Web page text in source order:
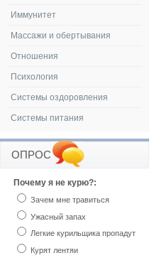
Иммунитет
Массажи и обертывания
Отношения
Психология
Системы оздоровления
Системы питания
ОПРОС
Почему я не курю?:
Зачем мне травиться
Ужасный запах
Легкие курильщика пропадут
Курят лентяи